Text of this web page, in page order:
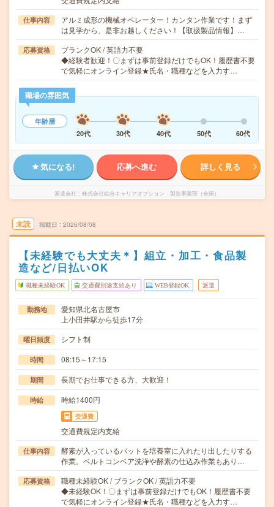
仕事内容
アルミ成形の機械オペレーター！カンタン作業です！まず
は見学から、是非お越しください！【取扱製品情報】…
応募資格
ブランクOK / 英語力不要
◆経験者歓迎！〇まずは事前登録だけでもOK！履歴書不要
で気軽にオンライン登録★氏名・職種などを入力す…
職場の雰囲気
年齢層
20代
30代 40代 50代 60代
気になる! 応募へ進む 詳しく見る
派遣会社 株式会社綜合キャリアオプション 製造事業部（全国）
未読 掲載日 2026/08/08
【未経験でも大丈夫＊】組立・加工・食品製
造など/日払いOK
職種未経験OK 交通費別途支給あり WEB登録OK 派遣
勤務地
愛知県北名古屋市
上小田井駅から徒歩17分
曜日頻度 シフト制
時間 08:15～17:15
期間 長期でお仕事できる方、大歓迎！
時給 時給1400円
交通費
交通費規定内支給
仕事内容
酵素が入っているバットを培養室に入れたり出したりする
作業。ベルトコンベア洗浄や酵素の仕込み作業もあり…
応募資格
職種未経験OK / ブランクOK / 英語力不要
◆未経験OK！〇まずは事前登録だけでもOK！履歴書不要
で気軽にオンライン登録★氏名・職種などを入力す…